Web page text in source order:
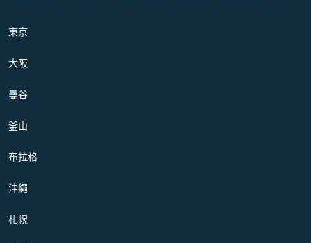
東京
大阪
曼谷
釜山
布拉格
沖繩
札幌